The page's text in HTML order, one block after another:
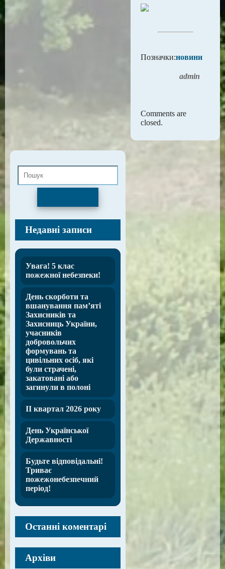
Позначки:новини
admin
Comments are
closed.
Недавні записи
Увага! 5 клас
пожежної небезпеки!
День скорботи та
вшанування пам’яті
Захисників та
Захисниць України,
учасників
добровольчих
формувань та
цивільних осіб, які
були страчені,
закатовані або
загинули в полоні
ІІ квартал 2026 року
День Української
Державності
Будьте відповідальні!
Триває
пожежонебезпечний
період!
Останні коментарі
Архіви